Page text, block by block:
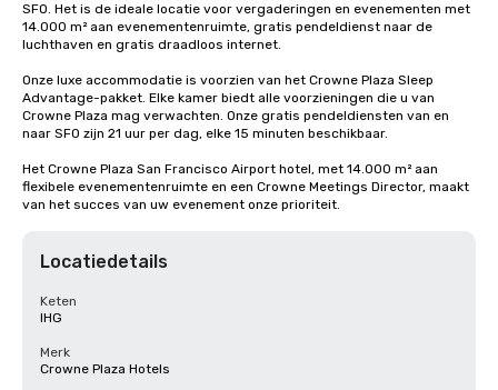
SFO. Het is de ideale locatie voor vergaderingen en evenementen met
14.000 m² aan evenementenruimte, gratis pendeldienst naar de
luchthaven en gratis draadloos internet.
Onze luxe accommodatie is voorzien van het Crowne Plaza Sleep
Advantage-pakket. Elke kamer biedt alle voorzieningen die u van
Crowne Plaza mag verwachten. Onze gratis pendeldiensten van en
naar SFO zijn 21 uur per dag, elke 15 minuten beschikbaar.
Het Crowne Plaza San Francisco Airport hotel, met 14.000 m² aan
flexibele evenementenruimte en een Crowne Meetings Director, maakt
van het succes van uw evenement onze prioriteit.
Locatiedetails
Keten
IHG
Merk
Crowne Plaza Hotels